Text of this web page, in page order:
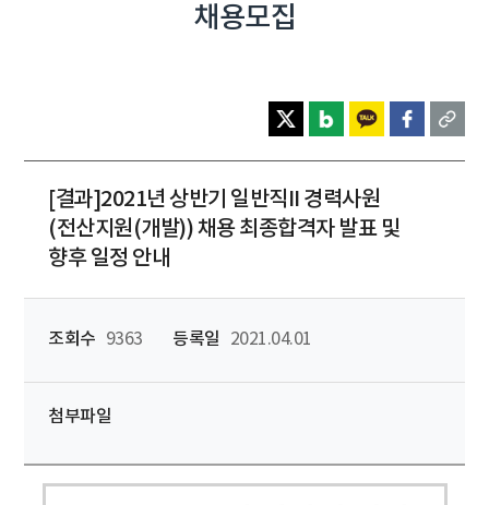
채용모집
[결과]2021년 상반기 일반직II 경력사원
(전산지원(개발)) 채용 최종합격자 발표 및
향후 일정 안내
조회수 9363 등록일 2021.04.01
첨부파일